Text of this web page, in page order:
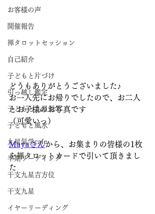
お客様の声
開催報告
禅タロットセッション
自己紹介
子どもと片づけ
引っ越し鑑定
子どもと九星氣学
子どもと風水
九星氣学cafe
半期リーディング
干支九星吉方位
干支九星
イヤーリーディング
どうもありがとうございました♪
お一人先にお帰りでしたので、お二人
とお子様のお写真です
（可愛いっ）
Mayaさんから、お集まりの皆様の1枚
を禅タロットカードで引いて頂きまし
た